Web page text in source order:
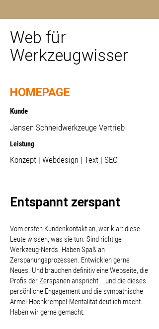
Web für
Werkzeugwisser
HOMEPAGE
Kunde
Jansen Schneidwerkzeuge Vertrieb
Leistung
Konzept | Webdesign | Text | SEO
Entspannt zerspant
Vom ersten Kundenkontakt an, war klar: diese
Leute wissen, was sie tun. Sind richtige
Werkzeug-Nerds. Haben Spaß an
Zerspanungsprozessen. Entwicklen gerne
Neues. Und brauchen definitiv eine Webseite, die
Profis der Zerspanen anspricht … und die dieses
persönliche Engagement und die sympathische
Ärmel-Hochkrempel-Mentalität deutlich macht.
Haben wir gerne gemacht.